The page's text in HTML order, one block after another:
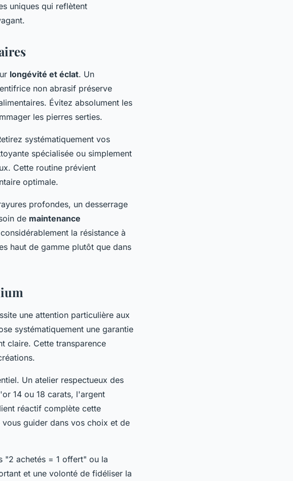
uniques qui reflètent
longévité et éclat. Un
non abrasif préserve
Évitez absolument les
les pierres serties.
systématiquement vos
spécialisée ou simplement
Cette routine prévient
optimale.
profondes, un desserrage
de maintenance
la résistance à
haut de gamme plutôt que dans
une attention particulière aux
systématiquement une garantie
claire. Cette transparence
Un atelier respectueux des
14 ou 18 carats, l'argent
réactif complète cette
guider dans vos choix et de
"2 achetés = 1 offert" ou la
et une volonté de fidéliser la